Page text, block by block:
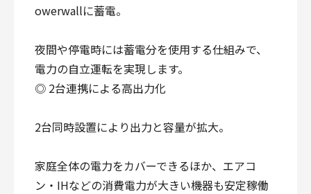
owerwallに蓄電。
夜間や停電時には蓄電分を使用する仕組みで、
電力の自立運転を実現します。
◎ 2台連携による高出力化
2台同時設置により出力と容量が拡大。
家庭全体の電力をカバーできるほか、エアコ
ン・IHなどの消費電力が大きい機器も安定稼働